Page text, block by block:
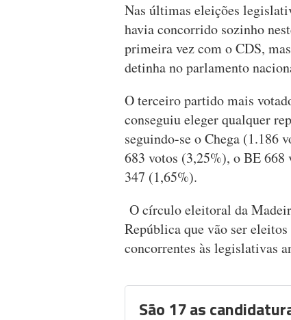
Nas últimas eleições
havia concorrido sozinho
primeira vez com o CDS,
detinha no parlamento
O terceiro partido mais
conseguiu eleger qualquer
seguindo-se o Chega (1.186
683 votos (3,25%), o BE
347 (1,65%).
O círculo eleitoral da
República que vão ser
concorrentes às legislativas
São 17 as